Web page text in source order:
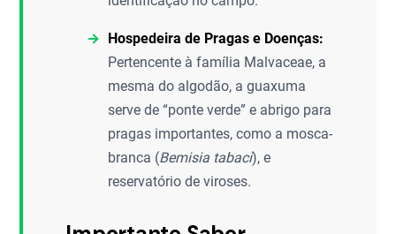
Hospedeira de Pragas e Doenças:
Pertencente à família Malvaceae, a
mesma do algodão, a guaxuma
serve de “ponte verde” e abrigo para
pragas importantes, como a mosca-
branca (Bemisia tabaci), e
reservatório de viroses.